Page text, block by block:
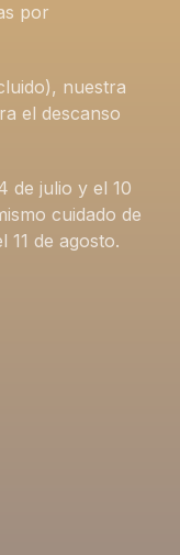
por
nuestra
el descanso
de julio y el 10
cuidado de
11 de agosto.